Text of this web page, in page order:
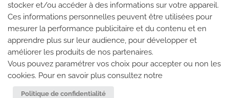
LES SALLES CLIMB UP
Climb Up vous accueille dans ses salles, partout en
France
TROUVE TA SALLE
stocker et/ou accéder à des informations sur votre appareil.
Ces informations personnelles peuvent être utilisées pour
mesurer la performance publicitaire et du contenu et en
apprendre plus sur leur audience, pour développer et
améliorer les produits de nos partenaires.
Vous pouvez paramétrer vos choix pour accepter ou non les
cookies. Pour en savoir plus consultez notre
Politique de confidentialité